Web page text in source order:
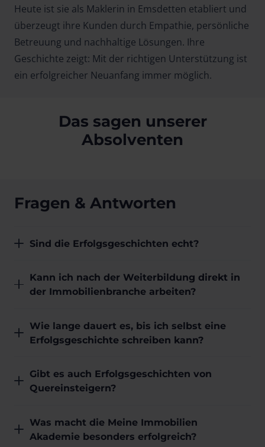
Heute ist sie als Maklerin in Emsdetten etabliert und
überzeugt ihre Kunden durch Empathie, persönliche
Betreuung und nachhaltige Lösungen. Ihre
Geschichte zeigt: Mit der richtigen Unterstützung ist
ein erfolgreicher Neuanfang immer möglich.
Das sagen unserer
Absolventen
Fragen & Antworten
Sind die Erfolgsgeschichten echt?
Kann ich nach der Weiterbildung direkt in
der Immobilienbranche arbeiten?
Wie lange dauert es, bis ich selbst eine
Erfolgsgeschichte schreiben kann?
Gibt es auch Erfolgsgeschichten von
Quereinsteigern?
Was macht die Meine Immobilien
Akademie besonders erfolgreich?